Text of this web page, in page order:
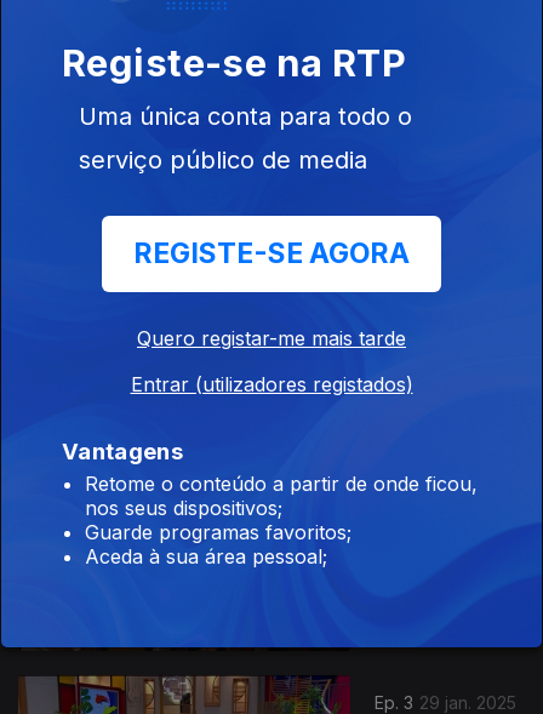
Ep. 6
Lagarto, FF,
Ep. 5
Gisela João,
Ines Gutierrez,
Carlos D
´Almeida
Ep. 4 05 fev. 2025
Ep. 3 29 jan. 2025
826268
Registe-se na RTP
Uma única conta para todo o
serviço público de media
REGISTE-SE AGORA
Quero registar-me mais tarde
Entrar (utilizadores registados)
Vantagens
Retome o conteúdo a partir de onde ficou,
nos seus dispositivos;
Guarde programas favoritos;
Aceda à sua área pessoal;